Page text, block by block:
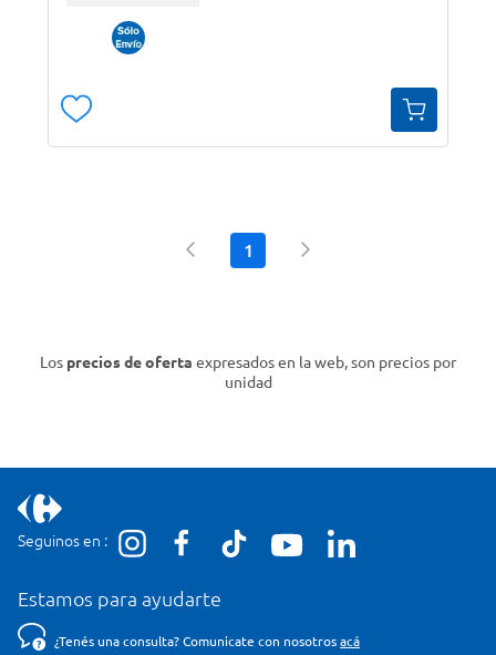
1
Los precios de oferta expresados en la web, son precios por
unidad
Seguinos en :
Estamos para ayudarte
¿Tenés una consulta? Comunicate con nosotros acá